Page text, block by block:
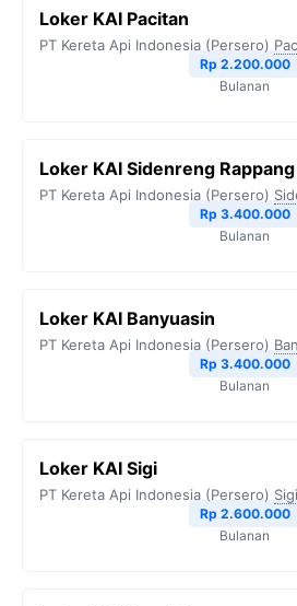
Loker KAI Pacitan
PT Kereta Api Indonesia (Persero)
Rp 2.200.000
Bulanan
Loker KAI Sidenreng Rappang
PT Kereta Api Indonesia (Persero)
Rp 3.400.000
Bulanan
Loker KAI Banyuasin
PT Kereta Api Indonesia (Persero)
Rp 3.400.000
Bulanan
Loker KAI Sigi
PT Kereta Api Indonesia (Persero) Sigi
Rp 2.600.000
Bulanan